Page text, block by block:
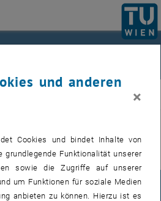
Elektronik
THz-
IMPRESSUM
und anderen
×
Cookies und bindet Inhalte von
grundlegende Funktionalität unserer
sowie die Zugriffe auf unserer
um Funktionen für soziale Medien
anbieten zu können. Hierzu ist es